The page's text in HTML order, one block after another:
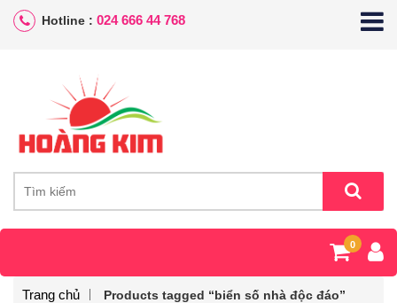
Hotline : 024 666 44 768
0
Trang chủ Products tagged “biển số nhà độc đáo”